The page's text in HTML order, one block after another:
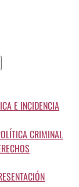
E INCIDENCIA
CRIMINAL